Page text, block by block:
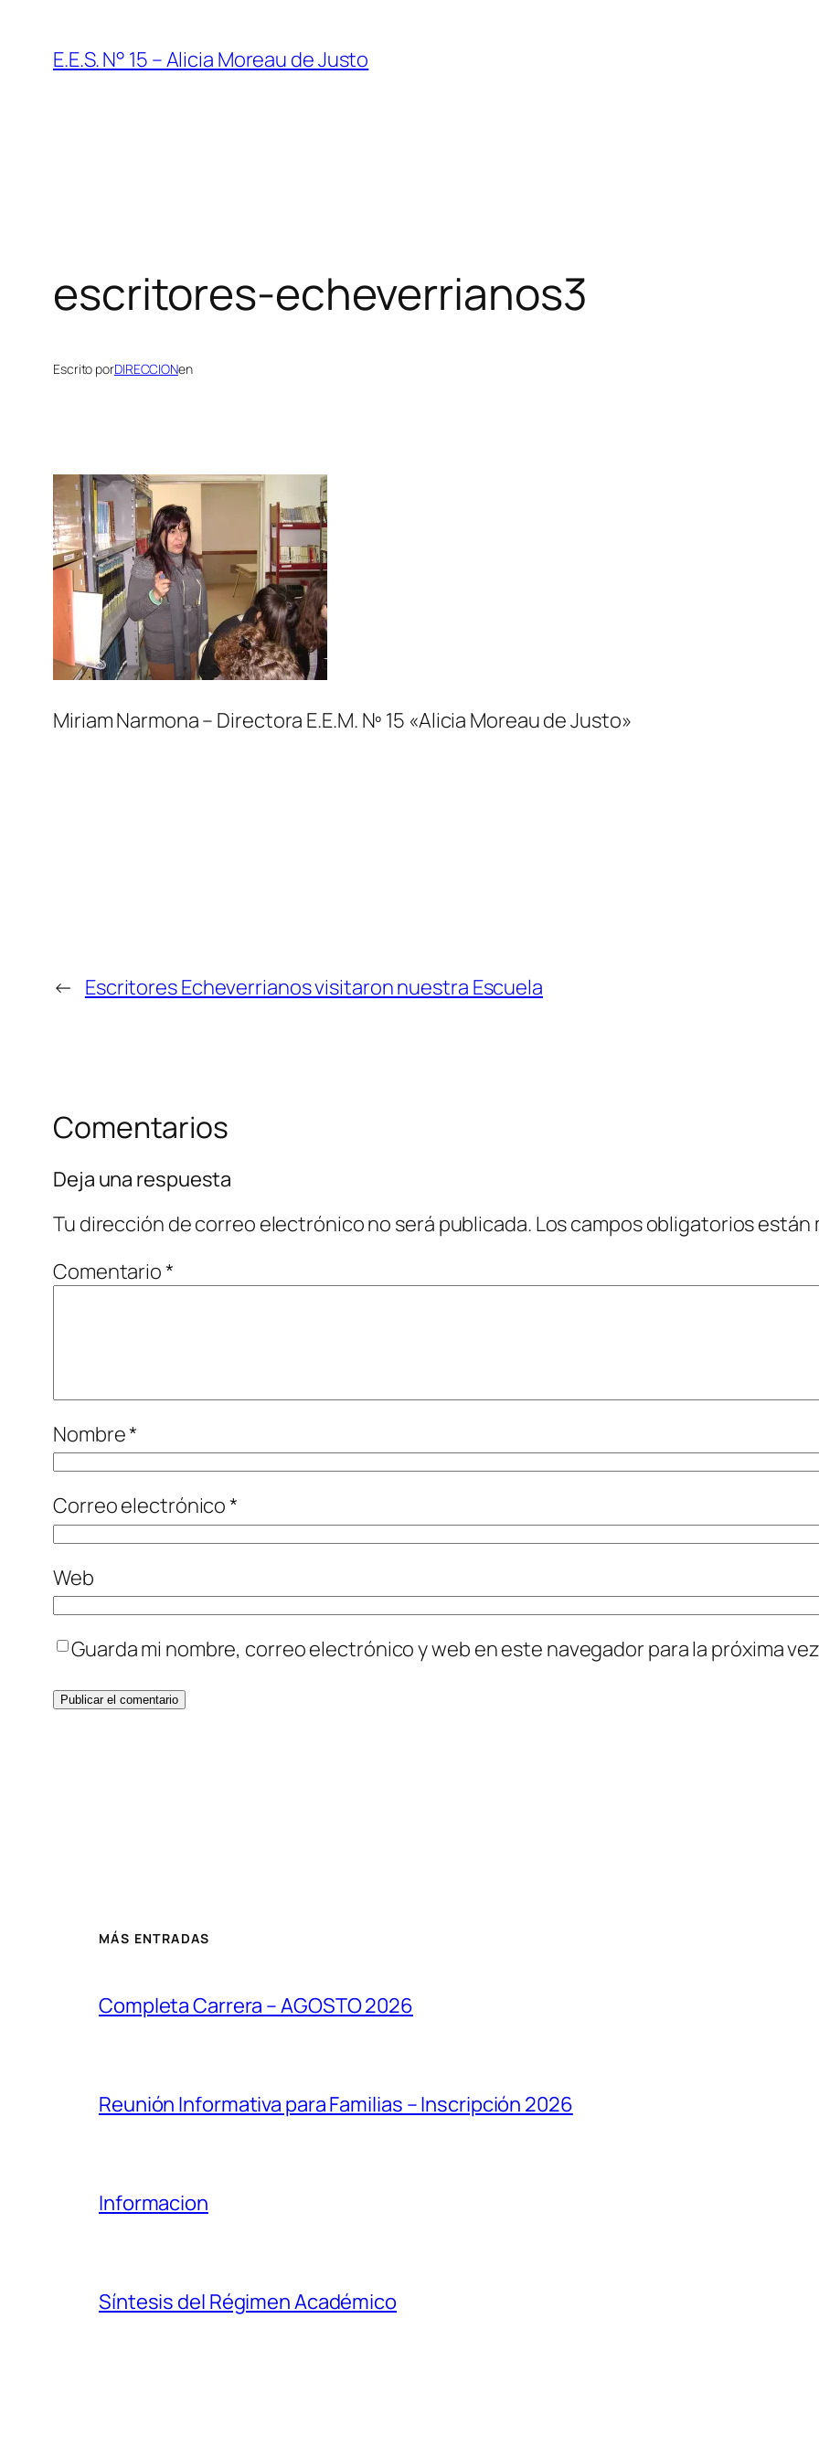
contenido
E.E.S. N° 15 – Alicia Moreau de Justo
escritores-echeverrianos3
Escrito porDIRECCIONen
Miriam Narmona – Directora E.E.M. Nº 15 «Alicia Moreau de Justo»
← Escritores Echeverrianos visitaron nuestra Escuela
Comentarios
Deja una respuesta
Tu dirección de correo electrónico no será publicada. Los campos obligatorios
Comentario*
Nombre*
Correo electrónico*
Web
Guarda mi nombre, correo electrónico y web en este navegador para la próxima
MÁS ENTRADAS
Completa Carrera – AGOSTO 2026
Reunión Informativa para Familias – Inscripción 2026
Informacion
Síntesis del Régimen Académico